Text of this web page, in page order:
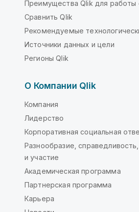
Преимущества Qlik для работы
Сравнить Qlik
Рекомендуемые
Источники данных и цели
Регионы Qlik
О Компании Qlik
Компания
Лидерство
Корпоративная социальная
Разнообразие,
и участие
Академическая программа
Партнерская программа
Карьера